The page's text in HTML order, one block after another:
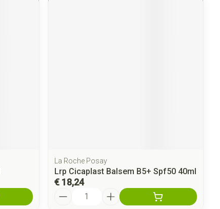
La Roche Posay
Lrp Cicaplast Balsem B5+ Spf50 40ml
€ 18,24